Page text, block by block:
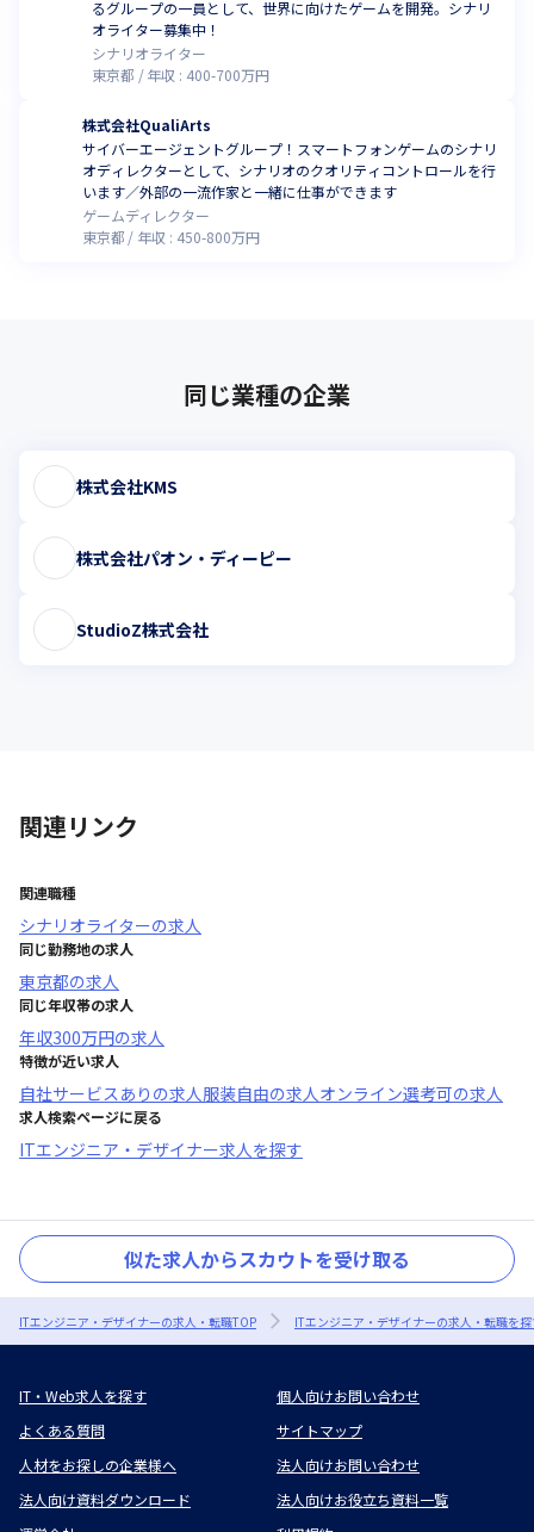
るグループの一員として、世界に向けたゲームを開発。シナリ
オライター募集中！
シナリオライター
東京都
年収 : 400-700万円
株式会社QualiArts
サイバーエージェントグループ！スマートフォンゲームのシナリ
オディレクターとして、シナリオのクオリティコントロールを行
います／外部の一流作家と一緒に仕事ができます
ゲームディレクター
東京都
年収 : 450-800万円
同じ業種の企業
株式会社KMS
株式会社パオン・ディーピー
StudioZ株式会社
関連リンク
関連職種
シナリオライターの求人
同じ勤務地の求人
東京都の求人
同じ年収帯の求人
年収300万円の求人
特徴が近い求人
自社サービスあり の求人服装自由の求人オンライン選考可の求人
求人検索ページに戻る
ITエンジニア・デザイナー求人を探す
似た求人からスカウトを受け取る
ITエンジニア・デザイナーの求人・転職TOP ITエンジニア・デザイナーの求人・転職を
IT・Web求人を探す
個人向けお問い合わせ
よくある質問
サイトマップ
人材をお探しの企業様へ
法人向けお問い合わせ
法人向け資料ダウンロード
法人向けお役立ち資料一覧